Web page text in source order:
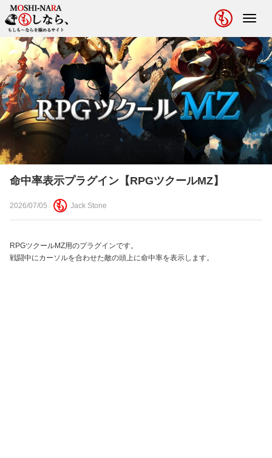
命中率表示プラグイン【RPGツクールMZ】
2026/07/05 Jack Stone
RPGツクールMZ用のプラグインです。
戦闘中にカーソルを合わせた敵の頭上に命中率を表示します。